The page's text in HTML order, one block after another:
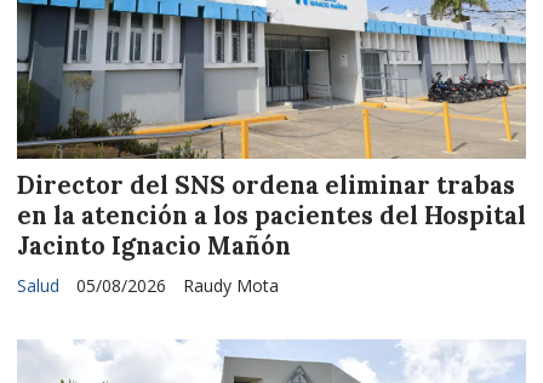
Director del SNS ordena eliminar trabas
en la atención a los pacientes del Hospital
Jacinto Ignacio Mañón
Raudy Mota
Salud 05/08/2026